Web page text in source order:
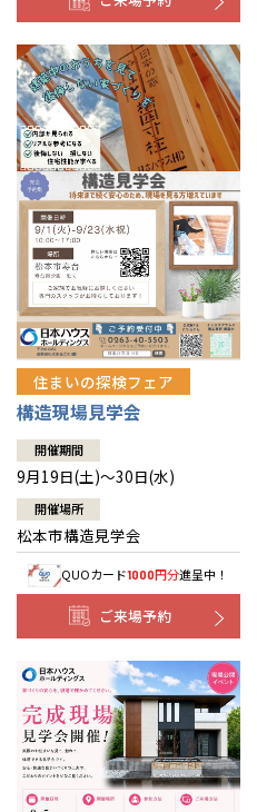
住まいの探検フェア
構造現場見学会
開催期間
9月19日(土)～30日(水)
開催場所
松本市構造見学会
QUOカード1000円分進呈中！
ご来場予約